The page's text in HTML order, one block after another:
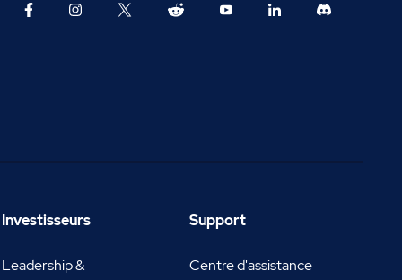
Investisseurs
Leadership &
Support
Centre d'assistance